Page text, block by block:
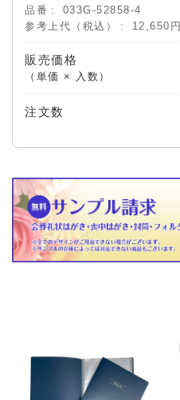
品番
033G-52858-4
参考上代（税込）
12,650円
販売価格
（単価 × 入数）
注文数